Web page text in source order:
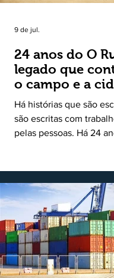
24 anos do O
legado que
o campo e a
Há histórias que são
são escritas com
pelas pessoas. Há 24
das comunidades e dar
muitas vezes passam
grandes meios de
do que um jornal ou um
Ruralito tornou-se uma
nasceu do
9 de jul.